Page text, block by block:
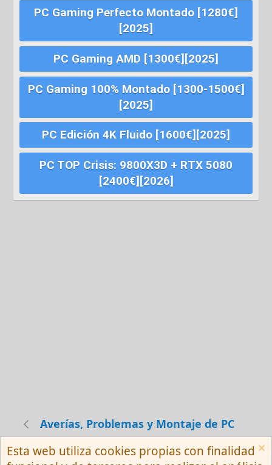
PC Gaming Perfecto Montado [1280€]
[2025]
PC Gaming AMD [1300€][2025]
PC Gaming 100% Montado [1300-1500€]
[2025]
PC Edición 4K Fluido [1600€][2025]
PC TOP Crisis: 9800X3D + RTX 5080
[2400€][2026]
Averías, Problemas y Montaje de PC
Español (Neutro) Tu
Esta web utiliza cookies propias con finalidad